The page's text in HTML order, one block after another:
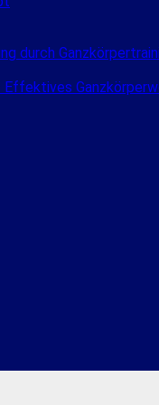
durch
Effektives